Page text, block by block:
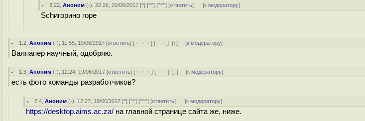
3.22 ,Аноним (-), 22:26, 20/06/2017 [^] [^^] [^^^] [ответить] [к модератору]
Schигорино горе
1.2 ,Аноним (-), 11:55, 19/06/2017 [ответить] [ ﹢﹢﹢] [ · · ·][↑] [к модератору]
Валпапер научный, одобряю.
1.3 ,Аноним (-), 12:24, 19/06/2017 [ответить] [ ﹢﹢﹢] [ · · ·][↓] [к модератору]
есть фото команды разработчиков?
2.4 ,Аноним (-), 12:27, 19/06/2017 [^] [^^] [^^^] [ответить] [к модератору]
https://desktop.aims.ac.za/ на главной странице сайта же, ниже.